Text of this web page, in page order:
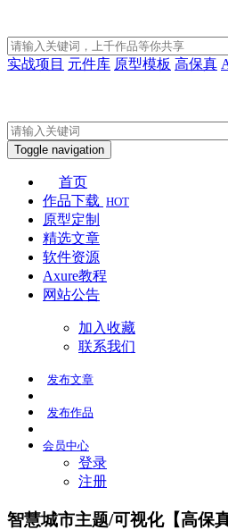
实战项目 元件库 原型模板 高保真
Toggle navigation
首页
作品下载 HOT
原型定制
精选文章
软件资源
Axure教程
网站公告
加入收藏
联系我们
发布文章
发布作品
会员中心
登录
注册
智慧城市主题/可视化【高保